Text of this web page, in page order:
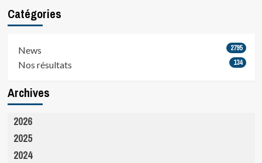
Catégories
News 2795
Nos résultats 134
Archives
2026
2025
2024